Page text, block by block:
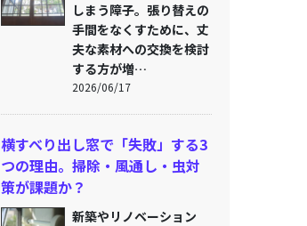
しまう障子。張り替えの
手間をなくすために、丈
夫な素材への交換を検討
する方が増…
2026/06/17
横すべり出し窓で「失敗」する3
つの理由。掃除・風通し・虫対
策が課題か？
新築やリノベーション